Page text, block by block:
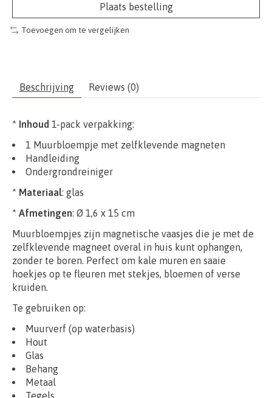
Plaats bestelling
Toevoegen om te vergelijken
Beschrijving Reviews (0)
* Inhoud 1-pack verpakking:
1 Muurbloempje met zelfklevende magneten
Handleiding
Ondergrondreiniger
* Materiaal: glas
* Afmetingen: Ø 1,6 x 15 cm
Muurbloempjes zijn magnetische vaasjes die je met de
zelfklevende magneet overal in huis kunt ophangen,
zonder te boren. Perfect om kale muren en saaie
hoekjes op te fleuren met stekjes, bloemen of verse
kruiden.
Te gebruiken op:
Muurverf (op waterbasis)
Hout
Glas
Behang
Metaal
Tegels